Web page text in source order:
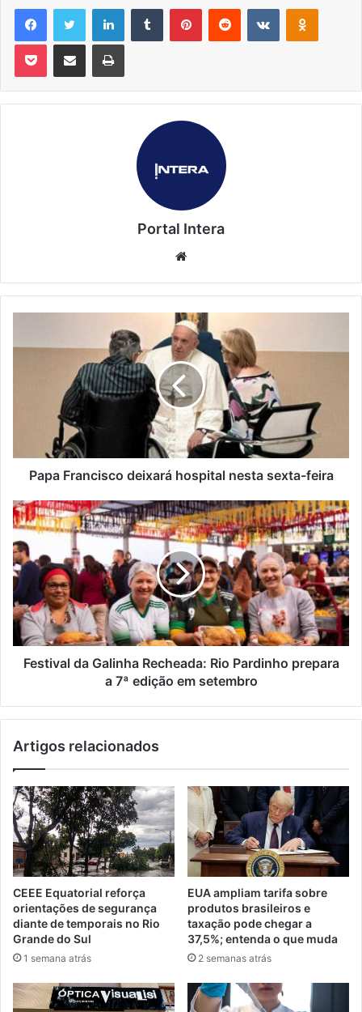
FacebookTwitter LinkedinTumblr PinterestReddit VK OK
Pocket Compartilhar via e-mail Imprimir
Portal Intera
Papa Francisco deixará hospital nesta sexta-feira
Festival da Galinha Recheada: Rio Pardinho prepara
a 7ª edição em setembro
Artigos relacionados
CEEE Equatorial reforça
orientações de segurança
diante de temporais no Rio
Grande do Sul
1 semana atrás
EUA ampliam tarifa sobre
produtos brasileiros e
taxação pode chegar a
37,5%; entenda o que muda
2 semanas atrás